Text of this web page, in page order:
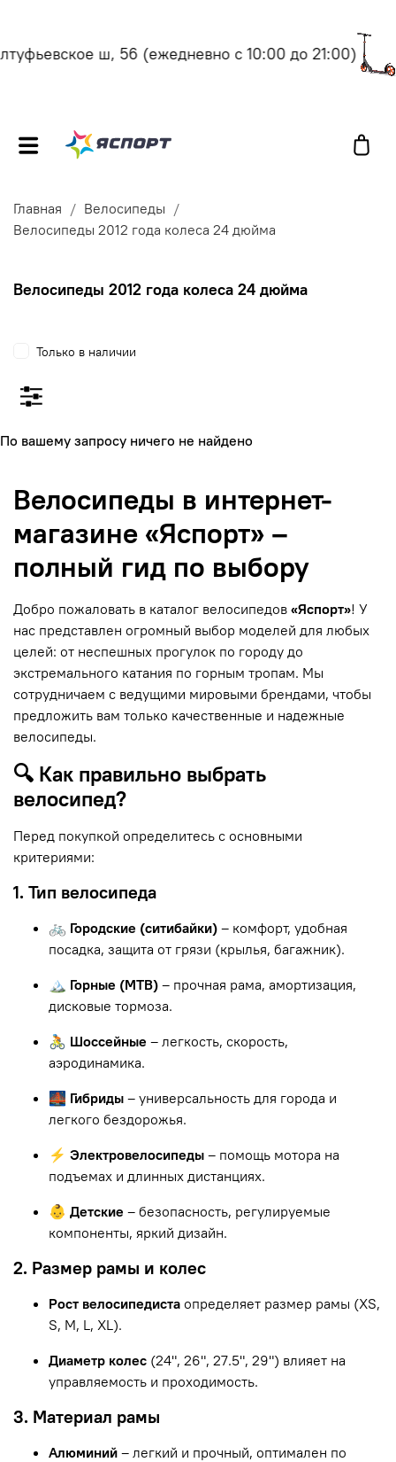
ш, 56(ежедневно с 10:00 до 21:00)
Главная
Велосипеды
Велосипеды 2012 года колеса 24 дюйма
Велосипеды 2012 года колеса 24 дюйма
По вашему запросу ничего не найдено
Велосипеды в интернет-
магазине «Яспорт» –
полный гид по выбору
Добро пожаловать в каталог велосипедов «Яспорт»! У
нас представлен огромный выбор моделей для любых
целей: от неспешных прогулок по городу до
экстремального катания по горным тропам. Мы
сотрудничаем с ведущими мировыми брендами, чтобы
предложить вам только качественные и надежные
велосипеды.
🔍 Как правильно выбрать
велосипед?
Перед покупкой определитесь с основными
критериями:
1. Тип велосипеда
🚲 Городские (ситибайки) – комфорт, удобная
посадка, защита от грязи (крылья, багажник).
🏔 Горные (MTB) – прочная рама, амортизация,
дисковые тормоза.
🚴 Шоссейные – легкость, скорость,
аэродинамика.
🌉 Гибриды – универсальность для города и
легкого бездорожья.
⚡ Электровелосипеды – помощь мотора на
подъемах и длинных дистанциях.
👶 Детские – безопасность, регулируемые
компоненты, яркий дизайн.
2. Размер рамы и колес
Рост велосипедиста определяет размер рамы (XS,
S, M, L, XL).
Диаметр колес (24", 26", 27.5", 29") влияет на
управляемость и проходимость.
3. Материал рамы
Алюминий – легкий и прочный, оптимален по
Только в наличии